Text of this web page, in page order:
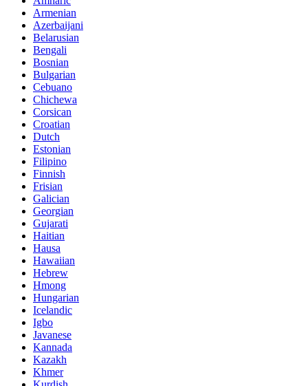
Armenian
Azerbaijani
Belarusian
Bengali
Bosnian
Bulgarian
Cebuano
Chichewa
Corsican
Croatian
Dutch
Estonian
Filipino
Finnish
Frisian
Galician
Georgian
Gujarati
Haitian
Hausa
Hawaiian
Hebrew
Hmong
Hungarian
Icelandic
Igbo
Javanese
Kannada
Kazakh
Khmer